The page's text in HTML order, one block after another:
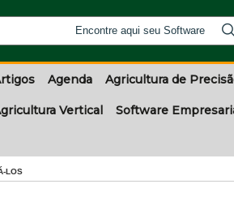
Encontre aqui seu Software
Agenda Agricultura de
Vertical Software
LOS